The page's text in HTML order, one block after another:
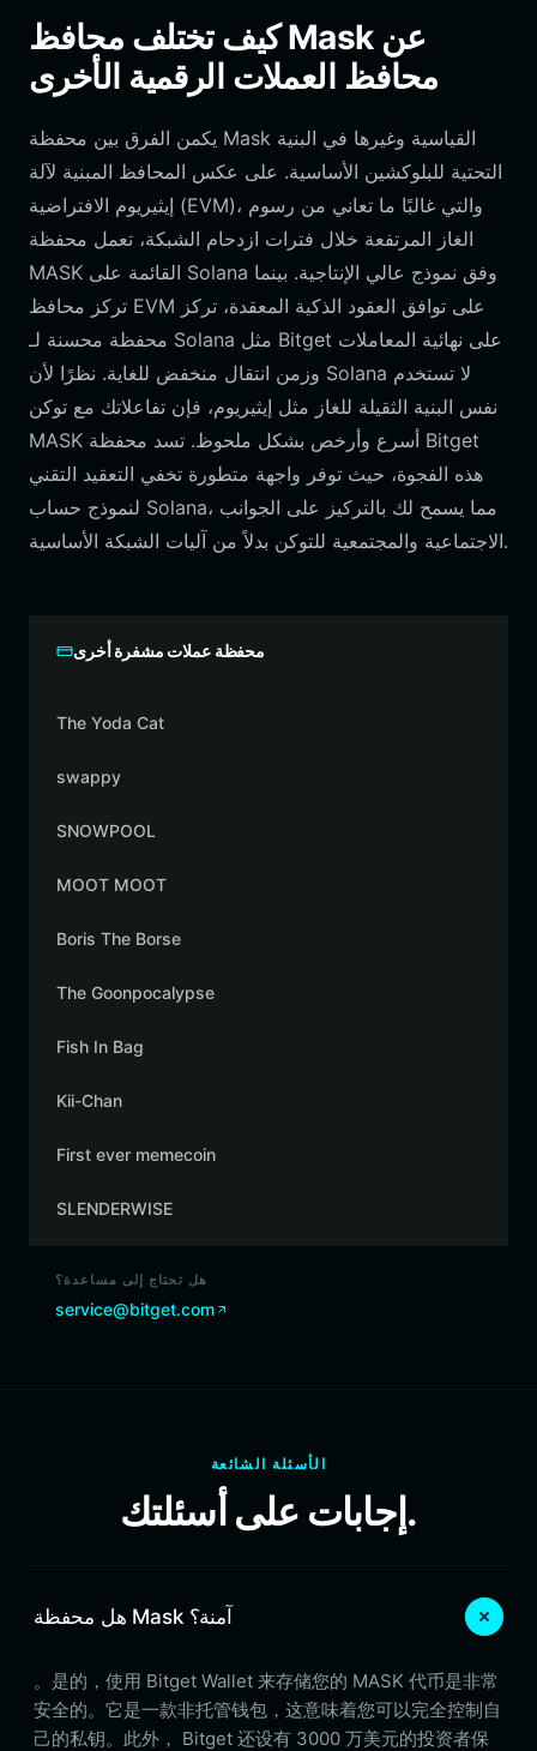
كيف تختلف محافظ Mask عن
محافظ العملات الرقمية الأخرى
يكمن الفرق بين محفظة Mask القياسية وغيرها في البنية
التحتية للبلوكشين الأساسية. على عكس المحافظ المبنية لآلة
إيثيريوم الافتراضية (EVM)، والتي غالبًا ما تعاني من رسوم
الغاز المرتفعة خلال فترات ازدحام الشبكة، تعمل محفظة
MASK القائمة على Solana وفق نموذج عالي الإنتاجية. بينما
تركز محافظ EVM على توافق العقود الذكية المعقدة، تركز
محفظة محسنة لـ Solana مثل Bitget على نهائية المعاملات
وزمن انتقال منخفض للغاية. نظرًا لأن Solana لا تستخدم
نفس البنية الثقيلة للغاز مثل إيثيريوم، فإن تفاعلاتك مع توكن
MASK أسرع وأرخص بشكل ملحوظ. تسد محفظة Bitget
هذه الفجوة، حيث توفر واجهة متطورة تخفي التعقيد التقني
لنموذج حساب Solana، مما يسمح لك بالتركيز على الجوانب
الاجتماعية والمجتمعية للتوكن بدلاً من آليات الشبكة الأساسية.
محفظة عملات مشفرة أخرى
The Yoda Cat
swappy
SNOWPOOL
MOOT MOOT
Boris The Borse
The Goonpocalypse
Fish In Bag
Kii-Chan
First ever memecoin
SLENDERWISE
هل تحتاج إلى مساعدة؟
service@bitget.com
الأسئلة الشائعة
إجابات على أسئلتك.
هل محفظة Mask آمنة؟
。是的，使用 Bitget Wallet 来存储您的 MASK 代币是非常
安全的。它是一款非托管钱包，这意味着您可以完全控制自
己的私钥。此外， Bitget 还设有 3000 万美元的投资者保